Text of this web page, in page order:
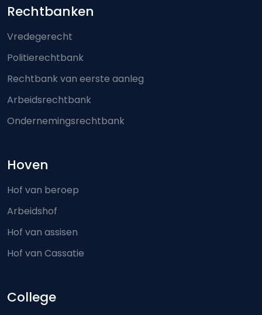
Footer-menu
Rechtbanken
Vredegerecht
Politierechtbank
Rechtbank van eerste aanleg
Arbeidsrechtbank
Ondernemingsrechtbank
Hoven
Hof van beroep
Arbeidshof
Hof van assisen
Hof van Cassatie
College